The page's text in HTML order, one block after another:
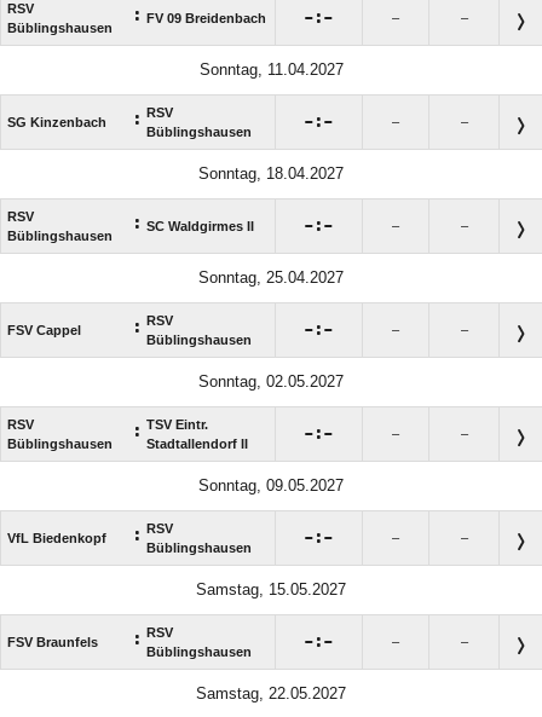
RSV
Büblingshausen
: FV 09 Breidenbach : – –
Sonntag, 11.04.2027
SG Kinzenbach :
RSV
Büblingshausen
: – –
Sonntag, 18.04.2027
RSV
Büblingshausen
: SC Waldgirmes II : – –
Sonntag, 25.04.2027
FSV Cappel :
RSV
Büblingshausen
: – –
Sonntag, 02.05.2027
RSV
Büblingshausen
: TSV Eintr.
Stadtallendorf II
: – –
Sonntag, 09.05.2027
VfL Biedenkopf :
RSV
Büblingshausen
: – –
Samstag, 15.05.2027
FSV Braunfels :
RSV
Büblingshausen
: – –
Samstag, 22.05.2027